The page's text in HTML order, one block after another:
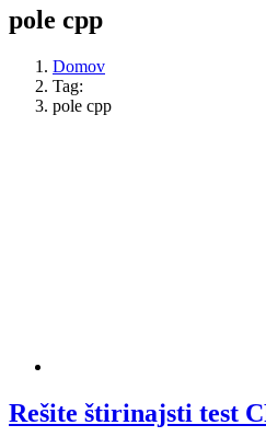
pole cpp
Domov
Tag:
pole cpp
Rešite štirinajsti test